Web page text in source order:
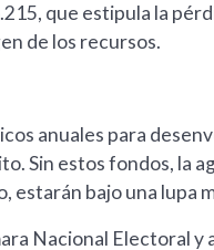
que estipula la
de los recursos.
anuales para
Sin estos fondos, la
estarán bajo una lupa
Nacional Electoral